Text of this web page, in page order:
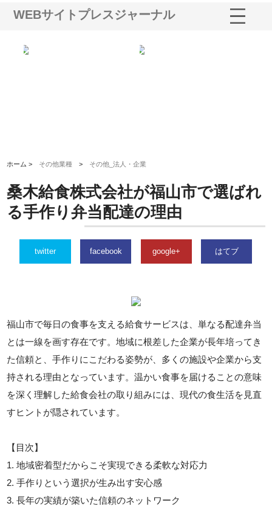
WEBサイトプレスジャーナル
ホーム > その他業種 > その他_法人・企業
桑木給食株式会社が福山市で選ばれ
る手作り弁当配達の理由
twitter facebook google+ はてブ
福山市で毎日の食事を支える給食サービスは、単なる配達弁当
とは一線を画す存在です。地域に根差した企業が長年培ってき
た信頼と、手作りにこだわる姿勢が、多くの施設や企業から支
持される理由となっています。温かい食事を届けることの意味
を深く理解した給食会社の取り組みには、現代の食生活を見直
すヒントが隠されています。
【目次】
1. 地域密着型だからこそ実現できる柔軟な対応力
2. 手作りという選択が生み出す安心感
3. 長年の実績が築いた信頼のネットワーク